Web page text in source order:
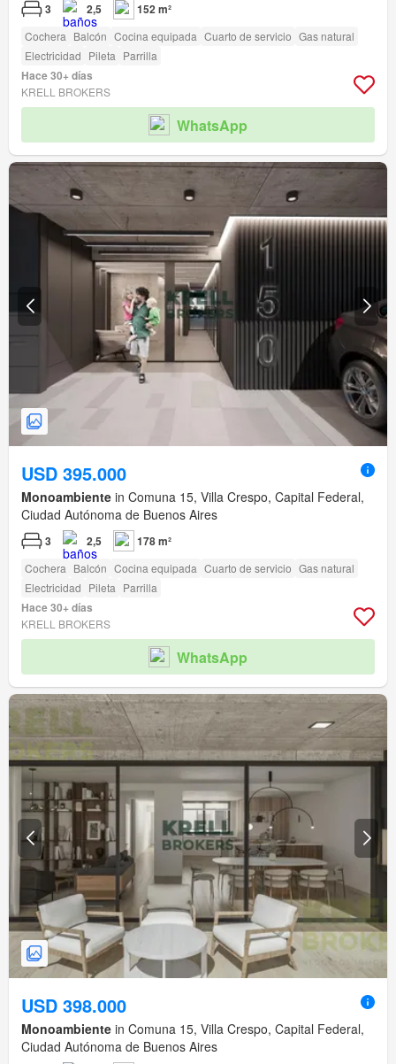
3 2,5 152 m²
Cochera Balcón Cocina equipada Cuarto de servicio Gas natural
Electricidad Pileta Parrilla
Hace 30+ días
KRELL BROKERS
WhatsApp
USD 395.000
Monoambiente in Comuna 15, Villa Crespo, Capital Federal,
Ciudad Autónoma de Buenos Aires
3 2,5 178 m²
Cochera Balcón Cocina equipada Cuarto de servicio Gas natural
Electricidad Pileta Parrilla
Hace 30+ días
KRELL BROKERS
WhatsApp
USD 398.000
Monoambiente in Comuna 15, Villa Crespo, Capital Federal,
Ciudad Autónoma de Buenos Aires